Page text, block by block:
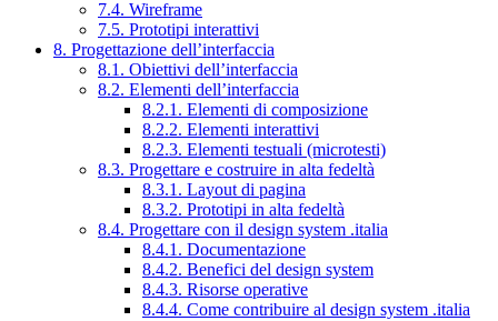
7.4. Wireframe
7.5. Prototipi interattivi
8. Progettazione dell’interfaccia
8.1. Obiettivi dell’interfaccia
8.2. Elementi dell’interfaccia
8.2.1. Elementi di composizione
8.2.2. Elementi interattivi
8.2.3. Elementi testuali (microtesti)
8.3. Progettare e costruire in alta fedeltà
8.3.1. Layout di pagina
8.3.2. Prototipi in alta fedeltà
8.4. Progettare con il design system .italia
8.4.1. Documentazione
8.4.2. Benefici del design system
8.4.3. Risorse operative
8.4.4. Come contribuire al design system .italia